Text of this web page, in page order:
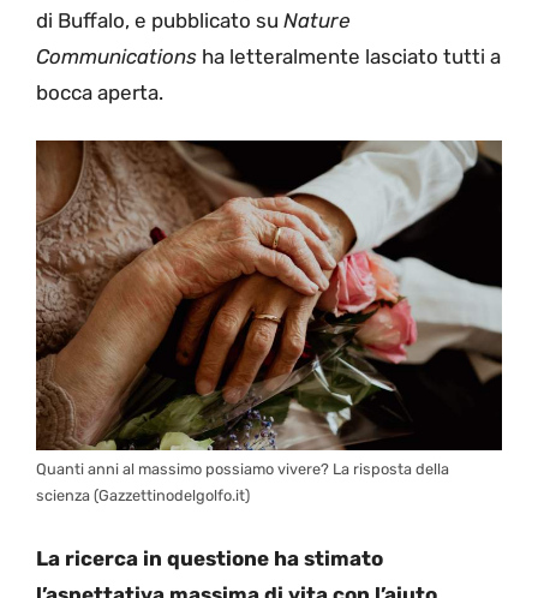
di Buffalo, e pubblicato su Nature
Communications ha letteralmente lasciato tutti a
bocca aperta.
Quanti anni al massimo possiamo vivere? La risposta della
scienza (Gazzettinodelgolfo.it)
La ricerca in questione ha stimato